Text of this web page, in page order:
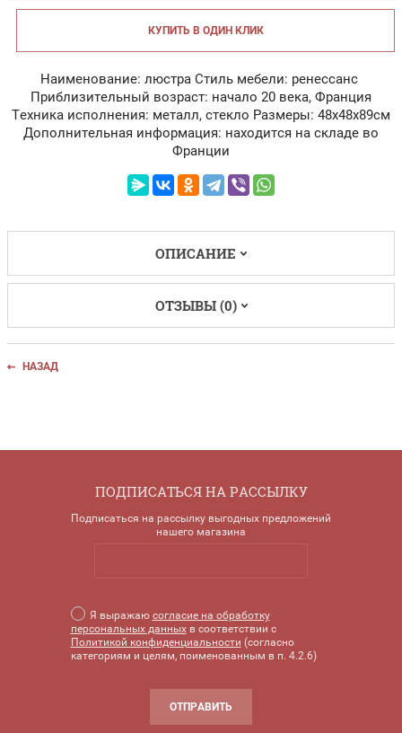
КУПИТЬ В ОДИН КЛИК
Наименование: люстра Стиль мебели: ренессанс
Приблизительный возраст: начало 20 века, Франция
Техника исполнения: металл, стекло Размеры: 48х48х89см
Дополнительная информация: находится на складе во
Франции
ОПИСАНИЕ
ОТЗЫВЫ (0)
НАЗАД
ПОДПИСАТЬСЯ НА РАССЫЛКУ
Подписаться на рассылку выгодных предложений
нашего магазина
Я выражаю согласие на обработку
персональных данныхв соответствии с
Политикой конфиденциальности (согласно
категориям и целям, поименованным в п. 4.2.6)
ОТПРАВИТЬ